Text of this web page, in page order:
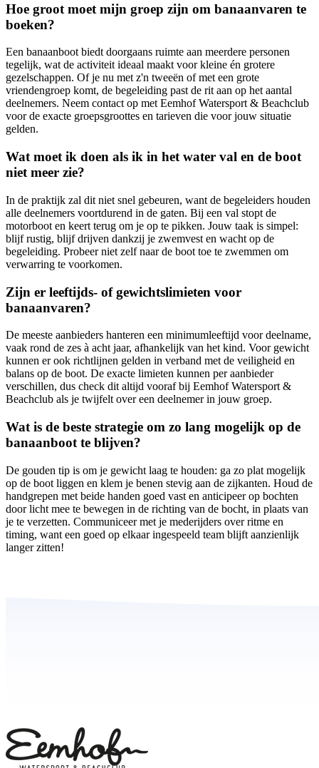
Hoe groot moet mijn groep zijn om banaanvaren te
boeken?
Een banaanboot biedt doorgaans ruimte aan meerdere personen
tegelijk, wat de activiteit ideaal maakt voor kleine én grotere
gezelschappen. Of je nu met z'n tweeën of met een grote
vriendengroep komt, de begeleiding past de rit aan op het aantal
deelnemers. Neem contact op met Eemhof Watersport & Beachclub
voor de exacte groepsgroottes en tarieven die voor jouw situatie
gelden.
Wat moet ik doen als ik in het water val en de boot
niet meer zie?
In de praktijk zal dit niet snel gebeuren, want de begeleiders houden
alle deelnemers voortdurend in de gaten. Bij een val stopt de
motorboot en keert terug om je op te pikken. Jouw taak is simpel:
blijf rustig, blijf drijven dankzij je zwemvest en wacht op de
begeleiding. Probeer niet zelf naar de boot toe te zwemmen om
verwarring te voorkomen.
Zijn er leeftijds- of gewichtslimieten voor
banaanvaren?
De meeste aanbieders hanteren een minimumleeftijd voor deelname,
vaak rond de zes à acht jaar, afhankelijk van het kind. Voor gewicht
kunnen er ook richtlijnen gelden in verband met de veiligheid en
balans op de boot. De exacte limieten kunnen per aanbieder
verschillen, dus check dit altijd vooraf bij Eemhof Watersport &
Beachclub als je twijfelt over een deelnemer in jouw groep.
Wat is de beste strategie om zo lang mogelijk op de
banaanboot te blijven?
De gouden tip is om je gewicht laag te houden: ga zo plat mogelijk
op de boot liggen en klem je benen stevig aan de zijkanten. Houd de
handgrepen met beide handen goed vast en anticipeer op bochten
door licht mee te bewegen in de richting van de bocht, in plaats van
je te verzetten. Communiceer met je mederijders over ritme en
timing, want een goed op elkaar ingespeeld team blijft aanzienlijk
langer zitten!